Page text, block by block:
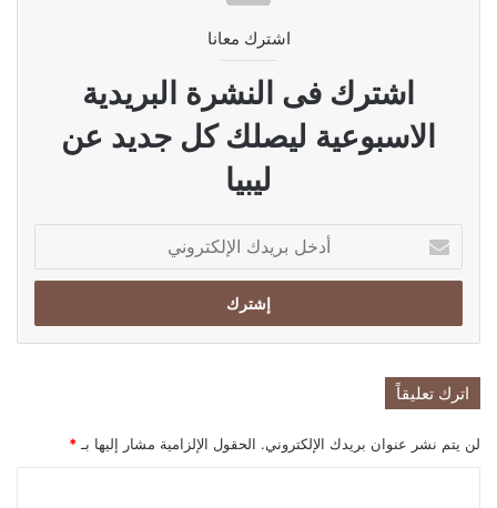
اشترك معانا
اشترك فى النشرة البريدية
الاسبوعية ليصلك كل جديد عن
ليبيا
بريدك
الإلكتروني
اترك تعليقاً
لن يتم نشر عنوان بريدك الإلكتروني. الحقول الإلزامية مشار إليها بـ *